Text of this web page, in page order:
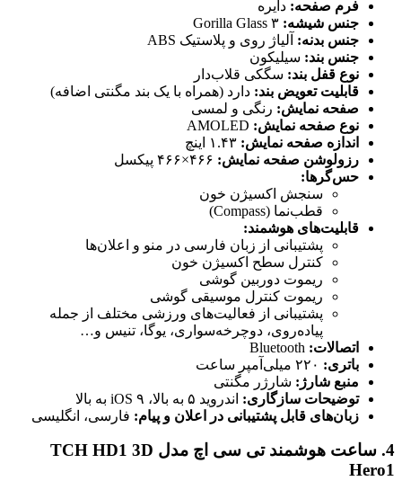
فرم صفحه: دایره
جنس شیشه:
جنس بدنه: آلیاژ روی و پلاستیک ABS
جنس بند: سیلیکون
نوع قفل بند: سگکی قلاب‌دار
قابلیت تعویض بند: دارد (همراه با یک بند مگنتی اضافه)
صفحه نمایش: رنگی و لمسی
نوع صفحه نمایش:
اندازه صفحه نمایش:
رزولوشن صفحه نمایش:
حس‌گرها:
سنجش اکسیژن خون
قطب‌نما (Compass)
قابلیت‌های هوشمند:
پشتیبانی از زبان فارسی در منو و اعلان‌ها
کنترل سطح اکسیژن خون
ریموت دوربین گوشی
ریموت کنترل موسیقی گوشی
پشتیبانی از فعالیت‌های ورزشی مختلف از جمله
پیاده‌روی، دوچرخه‌سواری، یوگا، تنیس و…
اتصالات:
باتری:
منبع شارژ: شارژر مگنتی
توضیحات سازگاری: اندروید ۵ به بالا، iOS ۹ به بالا
زبان‌های قابل پشتیبانی در اعلان و پیام: فارسی، انگلیسی
4. ساعت هوشمند تی سی اچ مدل TCH HD1 3D
Hero1